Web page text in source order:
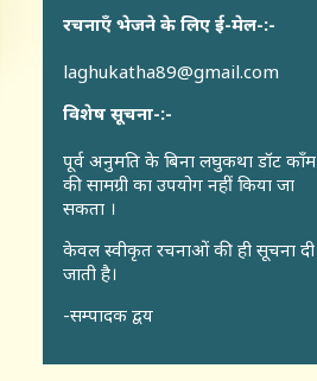
रचनाएँ भेजने के लिए ई-मेल-:-
laghukatha89@gmail.com
विशेष सूचना-:-
पूर्व अनुमति के बिना लघुकथा डॉट कॉंम
की सामग्री का उपयोग नहीं किया जा
सकता ।
केवल स्वीकृत रचनाओं की ही सूचना दी
जाती है।
-सम्पादक द्वय